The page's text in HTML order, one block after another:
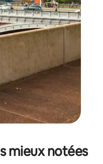
mieux notées